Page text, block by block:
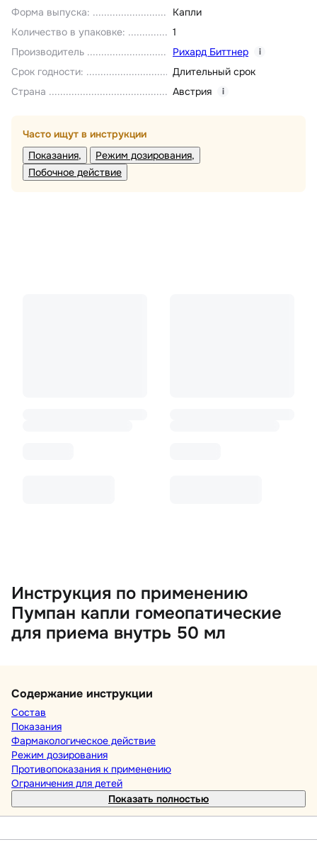
Форма выпуска:
Капли
Количество в упаковке:
1
Производитель
Рихард Биттнер i
Срок годности:
Длительный срок
Страна
Австрия i
Часто ищут в инструкции
Показания
Режим дозирования
Побочное действие
Инструкция по применению
Пумпан капли гомеопатические
для приема внутрь 50 мл
Содержание инструкции
Состав
Показания
Фармакологическое действие
Режим дозирования
Противопоказания к применению
Ограничения для детей
Показать полностью